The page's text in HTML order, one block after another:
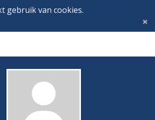
gebruik van cookies.